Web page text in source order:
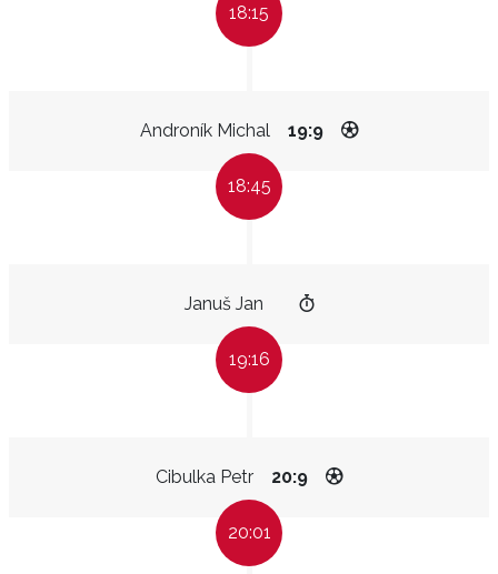
18:15
Androník Michal 19:9
18:45
Januš Jan
19:16
Cibulka Petr 20:9
20:01